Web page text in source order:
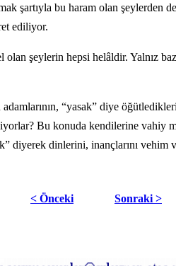
şartıyla bu haram olan
ediliyor.
şeylerin hepsi helâldir. Yalnız
“yasak” diye
Bu konuda kendilerine
diyerek dinlerini, inançlarını
< Önceki Sonraki >